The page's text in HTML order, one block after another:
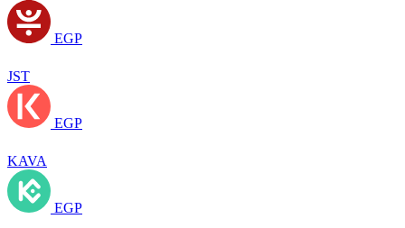
EGP
JST
EGP
KAVA
EGP